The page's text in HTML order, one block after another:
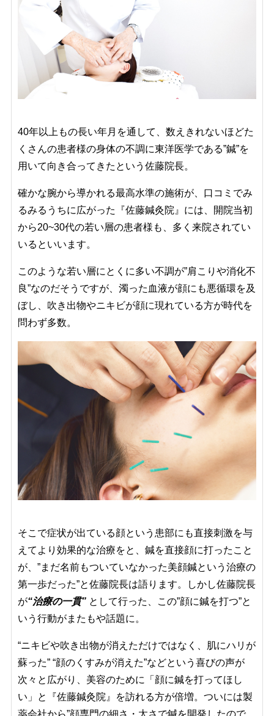
40年以上もの長い年月を通して、数えきれないほどた
くさんの患者様の身体の不調に東洋医学である”鍼”を
用いて向き合ってきたという佐藤院長。
確かな腕から導かれる最高水準の施術が、口コミでみ
るみるうちに広がった『佐藤鍼灸院』には、開院当初
から20~30代の若い層の患者様も、多く来院されてい
いるといいます。
このような若い層にとくに多い不調が”肩こりや消化不
良”なのだそうですが、濁った血液が顔にも悪循環を及
ぼし、吹き出物やニキビが顔に現れている方が時代を
問わず多数。
そこで症状が出ている顔という患部にも直接刺激を与
えてより効果的な治療をと、鍼を直接顔に打ったこと
が、”まだ名前もついていなかった美顔鍼という治療の
第一歩だった”と佐藤院長は語ります。しかし佐藤院長
が“治療の一貫” として行った、この”顔に鍼を打つ”と
いう行動がまたもや話題に。
“ニキビや吹き出物が消えただけではなく、肌にハリが
蘇った” “顔のくすみが消えた”などという喜びの声が
次々と広がり、美容のために「顔に鍼を打ってほし
い」と『佐藤鍼灸院』を訪れる方が倍増。ついには製